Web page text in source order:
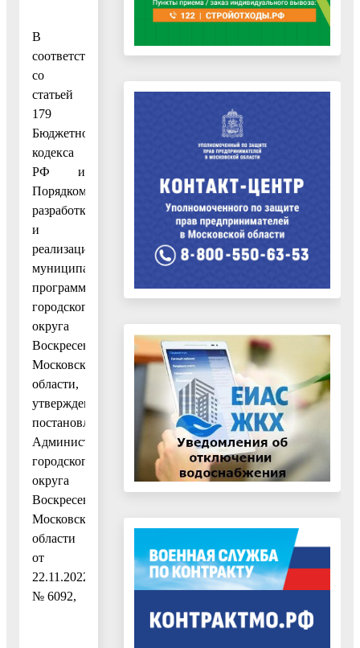
В
соответствии
со
статьей
179
Бюджетного
кодекса
РФ и
Порядком
разработки
и
реализации
муниципальных
программ
городского
округа
Воскресенск
Московской
области,
утвержденным
постановлением
Администрации
городского
округа
Воскресенск
Московской
области
от
22.11.2022
№ 6092,